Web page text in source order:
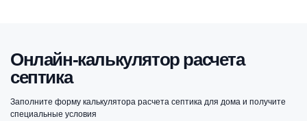
Онлайн-калькулятор расчета
септика
Заполните форму калькулятора расчета септика для дома и получите
специальные условия